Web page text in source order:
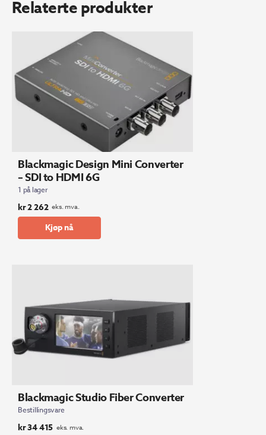
Relaterte produkter
Blackmagic Design Mini Converter
– SDI to HDMI 6G
1 på lager
kr2 262 eks. mva.
Kjøp nå
Blackmagic Studio Fiber Converter
Bestillingsvare
kr34 415 eks. mva.